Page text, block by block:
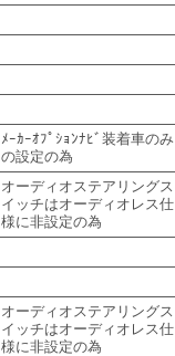
ﾒｰｶｰｵﾌﾟｼｮﾝﾅﾋﾞ装着車のみ
の設定の為
オーディオステアリングス
イッチはオーディオレス仕
様に非設定の為
オーディオステアリングス
イッチはオーディオレス仕
様に非設定の為